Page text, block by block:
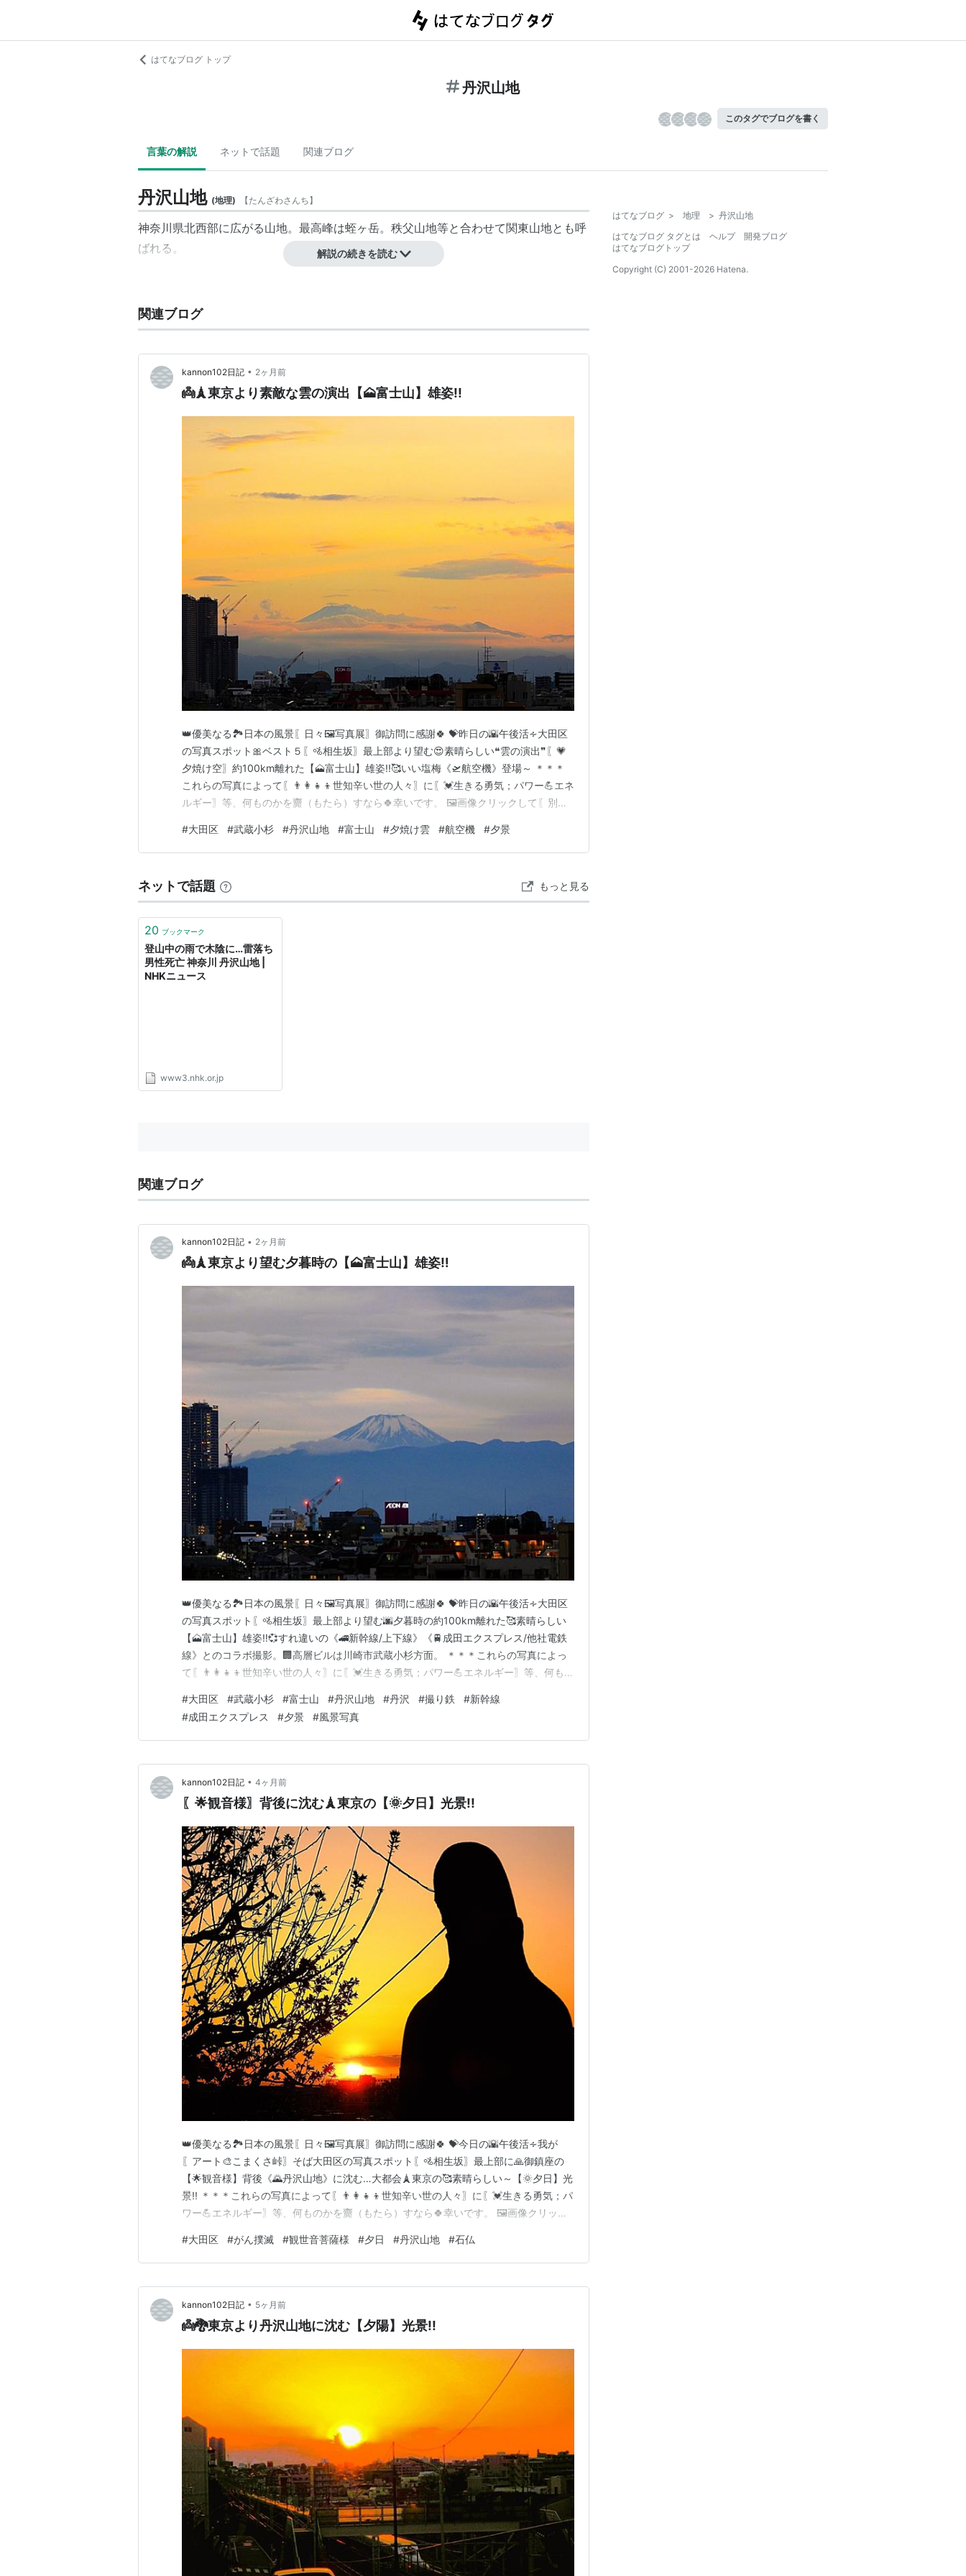
はてなブログ トップ
丹沢山地
このタグでブログを書く
言葉の解説 ネットで話題 関連ブログ
丹沢山地 (地理) 【たんざわさんち】
神奈川県北西部に広がる山地。最高峰は蛭ヶ岳。秩父山地等と合わせて関東山地とも呼
ばれる。
解説の続きを読む
関連ブログ
kannon102日記 • 2ヶ月前
👼🗼東京より素敵な雲の演出【🗻富士山】雄姿!!
👑優美なる🏞️日本の風景〖日々🖼️写真展〗御訪問に感謝🍀 💝昨日の🌇午後活∻大田区
の写真スポット🎀ベスト５〖🚵相生坂〗最上部より望む😍素晴らしい❝雲の演出❞〖💗
夕焼け空〗約100km離れた【🗻富士山】雄姿!!🥰いい塩梅《🛫航空機》登場～ ＊＊＊
これらの写真によって〖👨‍👩‍👧‍👦世知辛い世の人々〗に〖💓生きる勇気；パワー💪エネ
ルギー〗等、何ものかを齎（もたら）すなら🍀幸いです。 🖼️画像クリックして〖別ウ
御祈念…お元気で🥰笑顔で～ 【💥日本の大地震💥他県の災害🌊】被災された👨‍👩‍👧‍👦
皆様お体を大切に～ 🌈👼【…
#大田区 #武蔵小杉 #丹沢山地 #富士山 #夕焼け雲 #航空機 #夕景
ネットで話題 もっと見る
20 ブックマーク
登山中の雨で木陰に…雷落ち
男性死亡 神奈川 丹沢山地 |
NHKニュース
www3.nhk.or.jp
関連ブログ
kannon102日記 • 2ヶ月前
👼🗼東京より望む夕暮時の【🗻富士山】雄姿‼
👑優美なる🏞️日本の風景〖日々🖼️写真展〗御訪問に感謝🍀 💝昨日の🌇午後活∻大田区
の写真スポット〖🚵相生坂〗最上部より望む🌆夕暮時の約100km離れた🥰素晴らしい
【🗻富士山】雄姿‼💞すれ違いの《🚄新幹線/上下線》《🚆成田エクスプレス/他社電鉄
線》とのコラボ撮影。🏢高層ビルは川崎市武蔵小杉方面。 ＊＊＊これらの写真によっ
て〖👨‍👩‍👧‍👦世知辛い世の人々〗に〖💓生きる勇気；パワー💪エネルギー〗等、何もの
覧ください。 🙏何時も御訪問に感謝!!👨‍👩‍👧‍👦皆様の〖ご健康🍀ご多幸〗を御祈念…お
元気で🥰笑顔で～ 【💥日本の…
#大田区 #武蔵小杉 #富士山 #丹沢山地 #丹沢 #撮り鉄 #新幹線
#成田エクスプレス #夕景 #風景写真
kannon102日記 • 4ヶ月前
〖🌟観音様〗背後に沈む🗼東京の【🌞夕日】光景!!
👑優美なる🏞️日本の風景〖日々🖼️写真展〗御訪問に感謝🍀 💝今日の🌇午後活∻我が
〖アート🎨こまくさ峠〗そば大田区の写真スポット〖🚵相生坂〗最上部に🙏御鎮座の
【🌟観音様】背後《🌄丹沢山地》に沈む…大都会🗼東京の🥰素晴らしい～【🌞夕日】光
景!! ＊＊＊これらの写真によって〖👨‍👩‍👧‍👦世知辛い世の人々〗に〖💓生きる勇気；パ
ワー💪エネルギー〗等、何ものかを齎（もたら）すなら🍀幸いです。 🖼️画像クリック
〖ご健康🍀ご健康〗を御祈念…お元気で🥰笑顔で～ 【💥日本の大地震💥他県の災害
🌊】被災された👨‍👩‍👧‍👦皆様お…
#大田区 #がん撲滅 #観世音菩薩様 #夕日 #丹沢山地 #石仏
kannon102日記 • 5ヶ月前
👼🐉東京より丹沢山地に沈む【夕陽】光景!!
はてなブログ > 地理 > 丹沢山地
はてなブログ タグとは
ヘルプ
開発ブログ
はてなブログトップ
Copyright (C) 2001-2026 Hatena.